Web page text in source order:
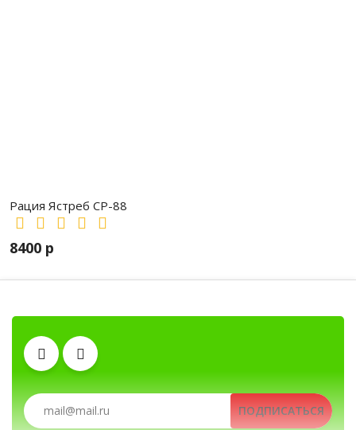
Рация Ястреб СР-88
8400 р
Аккумуляторы
Рации, радиостанции, рации для охоты и рыбалки,
Рации, радиостанции, рации для охоты и рыбалки, портативные рации,
ПОДПИСАТЬСЯ